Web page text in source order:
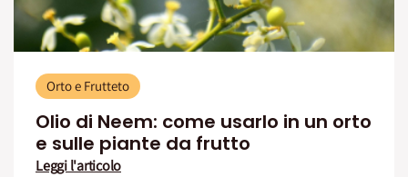
Orto e Frutteto
Olio di Neem: come usarlo in un orto
e sulle piante da frutto
Leggi l'articolo